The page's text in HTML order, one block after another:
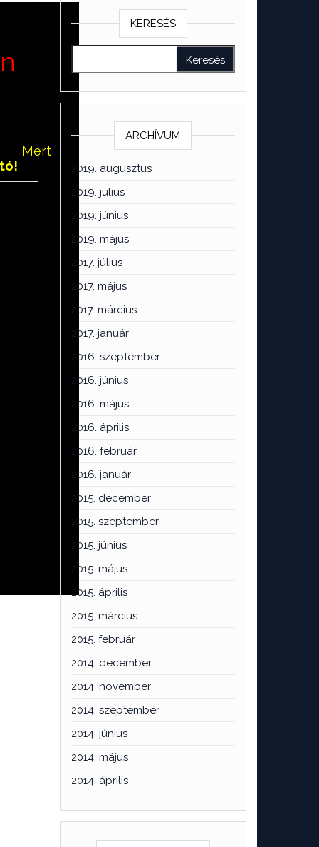
Mert
KERESÉS
ARCHÍVUM
2019. augusztus
2019. július
2019. június
2019. május
2017. július
2017. május
2017. március
2017. január
2016. szeptember
2016. június
2016. május
2016. április
2016. február
2016. január
2015. december
2015. szeptember
2015. június
2015. május
2015. április
2015. március
2015. február
2014. december
2014. november
2014. szeptember
2014. június
2014. május
2014. április